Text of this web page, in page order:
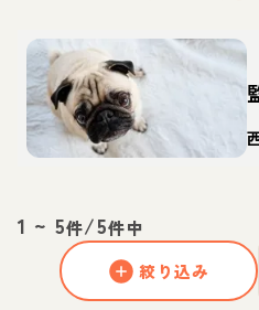
1 ~ 5件/5件中
絞り込み